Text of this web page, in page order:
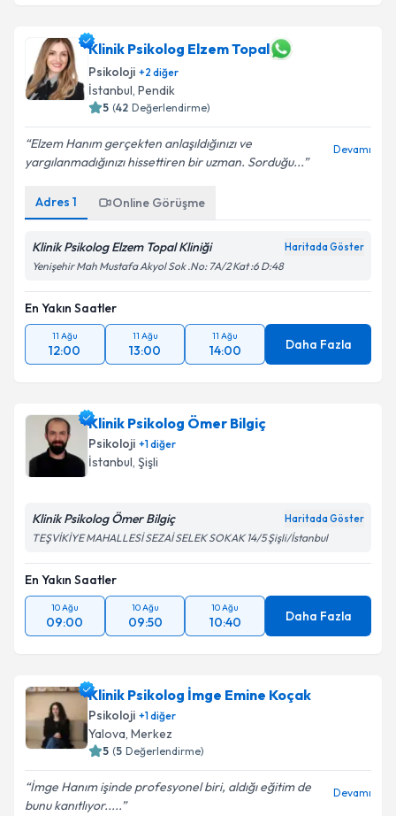
Klinik Psikolog Elzem Topal
Psikoloji +2 diğer
İstanbul, Pendik
5 (42 Değerlendirme)
Elzem Hanım gerçekten anlaşıldığınızı ve
yargılanmadığınızı hissettiren bir uzman. Sorduğu...
Devamı
Adres 1 Online Görüşme
Klinik Psikolog Elzem Topal Kliniği Haritada Göster
Yenişehir Mah Mustafa Akyol Sok .No: 7A/2 Kat :6 D:48
En Yakın Saatler
11 Ağu
12:00
11 Ağu
13:00
11 Ağu
14:00 Daha Fazla
Klinik Psikolog Ömer Bilgiç
Psikoloji +1diğer
İstanbul, Şişli
Klinik Psikolog Ömer Bilgiç Haritada Göster
TEŞVİKİYE MAHALLESİ SEZAİ SELEK SOKAK 14/5 Şişli/İstanbul
En Yakın Saatler
10 Ağu
09:00
10 Ağu
09:50
10 Ağu
10:40 Daha Fazla
Klinik Psikolog İmge Emine Koçak
Psikoloji +1diğer
Yalova, Merkez
5 (5 Değerlendirme)
İmge Hanım işinde profesyonel biri, aldığı eğitim de
bunu kanıtlıyor.....
Devamı